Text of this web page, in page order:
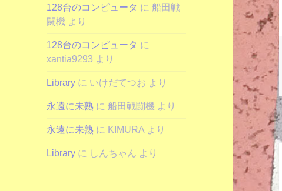
128台のコンピュータ に船田戦
闘機 より
128台のコンピュータ に
xantia9293 より
Library に いけだてつお より
永遠に未熟 に船田戦闘機 より
永遠に未熟 に KIMURA より
Library に しんちゃん より